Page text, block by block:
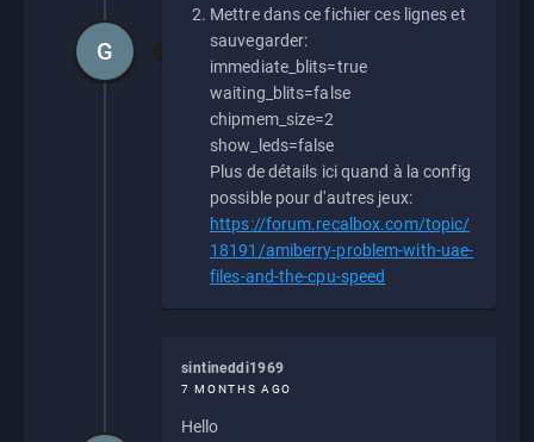
Mettre dans ce fichier ces lignes et
sauvegarder:
immediate_blits=true
waiting_blits=false
chipmem_size=2
show_leds=false
Plus de détails ici quand à la config
possible pour d'autres jeux:
https://forum.recalbox.com/topic/
18191/amiberry-problem-with-uae-
files-and-the-cpu-speed
G
sintineddi1969
7 MONTHS AGO
Hello